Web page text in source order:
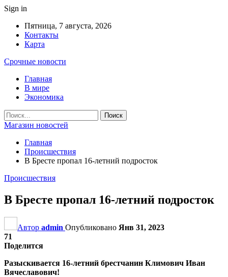
Sign in
Пятница, 7 августа, 2026
Контакты
Карта
Срочные новости
Главная
В мире
Экономика
Магазин новостей
Главная
Происшествия
В Бресте пропал 16-летний подросток
Происшествия
В Бресте пропал 16-летний подросток
Автор admin Опубликовано Янв 31, 2023
71
Поделится
Разыскивается 16-летний брестчанин Климович Иван
Вячеславович!